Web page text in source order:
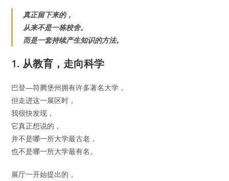
真正留下来的，
从来不是一栋校舍。
而是一套持续产生知识的方法。
1. 从教育，走向科学
巴登—符腾堡州拥有许多著名大学，
但走进这一展区时，
我很快发现，
它真正想说的，
并不是哪一所大学最古老，
也不是哪一所大学最有名。
展厅一开始提出的，